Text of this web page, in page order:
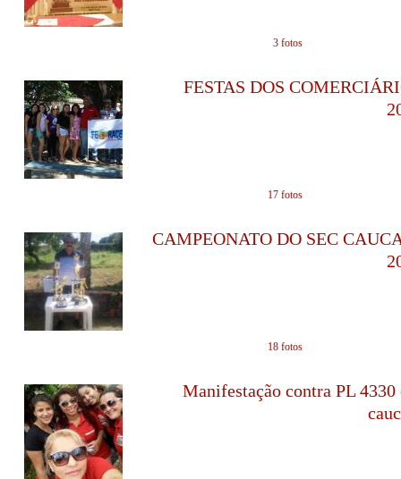
3 fotos
FESTAS DOS
17 fotos
CAMPEONATO DO SEC
18 fotos
Manifestação contra PL 4330